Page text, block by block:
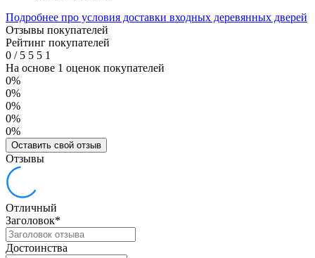
Подробнее про условия доставки входных деревянных дверей
Отзывы покупателей
Рейтинг покупателей
0 /5 5 5 1
На основе 1 оценок покупателей
0%
0%
0%
0%
0%
Оставить свой отзыв
Отзывы
Отличный
Заголовок*
Достоинства